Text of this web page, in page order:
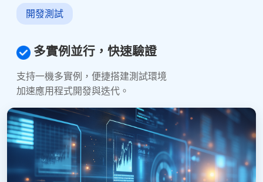
開發測試
多實例並行，快速驗證
支持一機多實例，便捷搭建測試環境
加速應用程式開發與迭代。